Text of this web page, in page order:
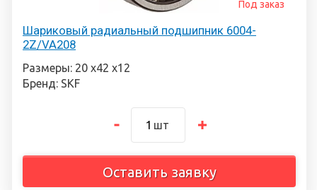
Шариковый радиальный подшипник 6004-
2Z/VA208
Под заказ
Размеры: 20 х42 х12
Бренд: SKF
шт
Оставить заявку